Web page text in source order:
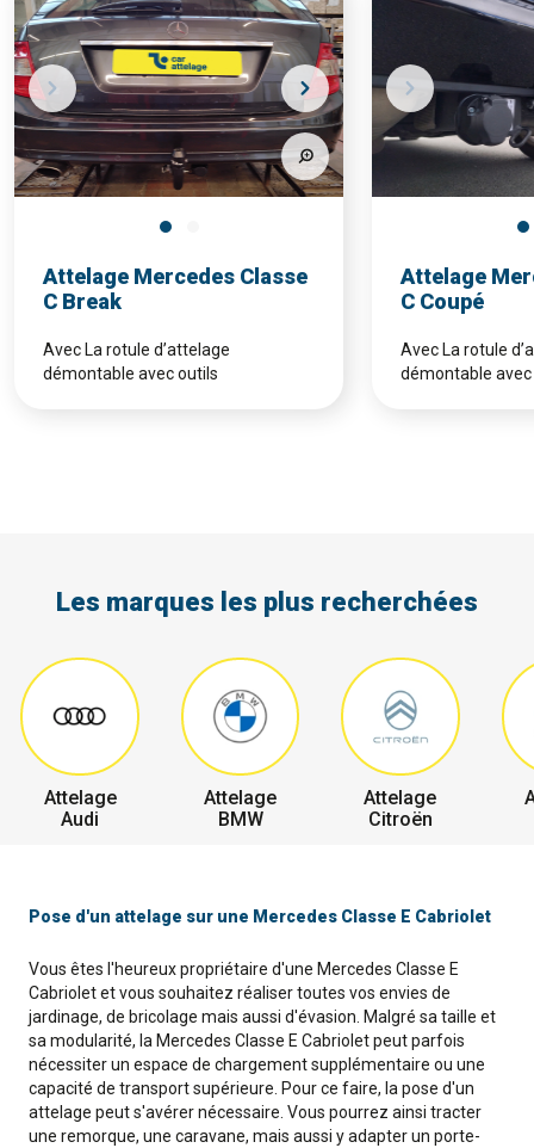
Attelage Mercedes Classe
C Break
Avec La rotule d’attelage
démontable avec outils
Attelage
C Coupé
Avec La rotule
démontable
Les marques les plus recherchées
Attelage
Audi
Attelage
BMW
Attelage
Citroën
Pose d'un attelage sur une Mercedes Classe E Cabriolet
Vous êtes l'heureux propriétaire d'une Mercedes Classe E
Cabriolet et vous souhaitez réaliser toutes vos envies de
jardinage, de bricolage mais aussi d'évasion. Malgré sa taille et
sa modularité, la Mercedes Classe E Cabriolet peut parfois
nécessiter un espace de chargement supplémentaire ou une
capacité de transport supérieure. Pour ce faire, la pose d'un
attelage peut s'avérer nécessaire. Vous pourrez ainsi tracter
une remorque, une caravane, mais aussi y adapter un porte-